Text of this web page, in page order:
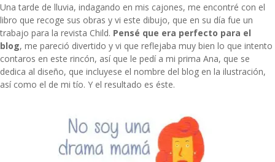
Una tarde de lluvia, indagando en mis cajones, me encontré con el
libro que recoge sus obras y vi este dibujo, que en su día fue un
trabajo para la revista Child. Pensé que era perfecto para el
blog, me pareció divertido y vi que reflejaba muy bien lo que intento
contaros en este rincón, así que le pedí a mi prima Ana, que se
dedica al diseño, que incluyese el nombre del blog en la ilustración,
así como el de mi tío. Y el resultado es éste.